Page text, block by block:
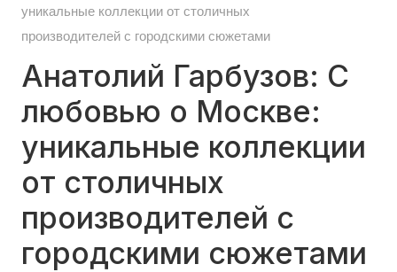
уникальные коллекции от столичных
производителей с городскими сюжетами
Анатолий Гарбузов: С
любовью о Москве:
уникальные коллекции
от столичных
производителей с
городскими сюжетами